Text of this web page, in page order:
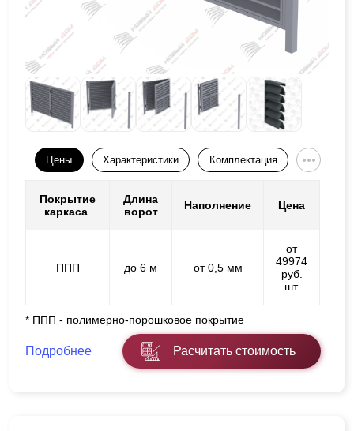
Цены Характеристики Комплектация
Покрытие
каркаса
Длина
ворот
Наполнение Цена
ППП до 6 м от 0,5 мм
от
49974
руб.
шт.
* ППП - полимерно-порошковое покрытие
Подробнее Расчитать стоимость